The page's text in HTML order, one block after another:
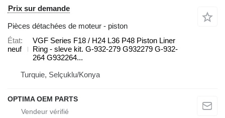
Prix sur demande
Pièces détachées de moteur - piston
État
neuf
VGF Series F18 / H24 L36 P48 Piston Liner
Ring - sleve kit. G-932-279 G932279 G-932-
264 G932264...
Turquie, Selçuklu/Konya
OPTIMA OEM PARTS